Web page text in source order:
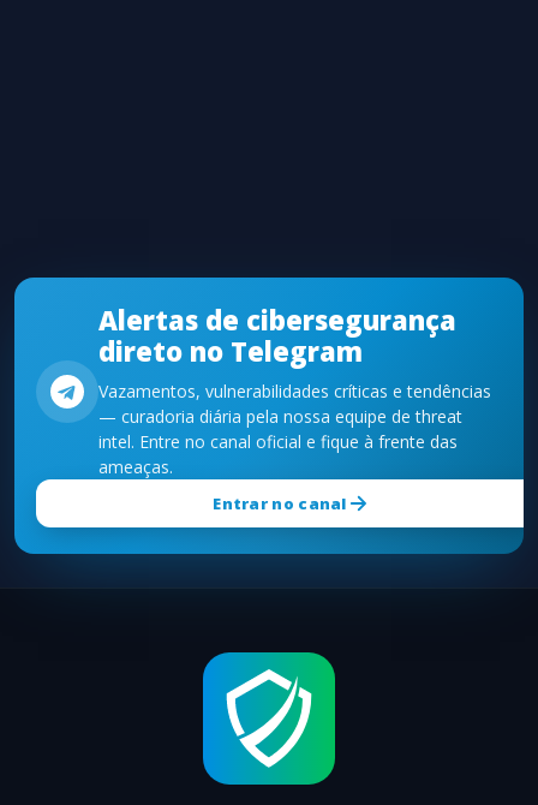
Alertas de cibersegurança
direto no Telegram
Vazamentos, vulnerabilidades críticas e tendências
— curadoria diária pela nossa equipe de threat
intel. Entre no canal oficial e fique à frente das
ameaças.
Entrar no canal